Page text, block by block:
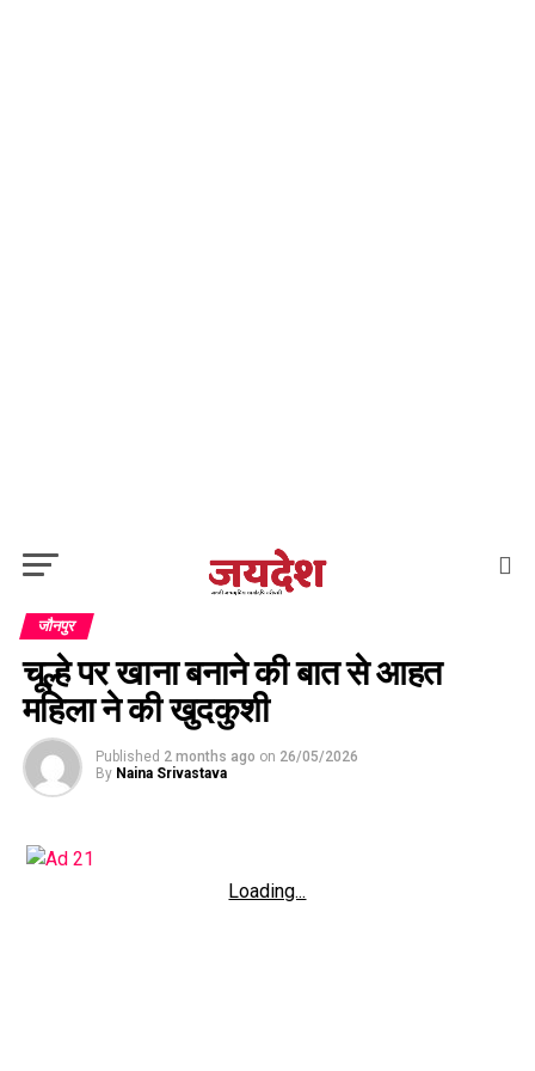
जौनपुर
चूल्हे पर खाना बनाने की बात से आहत
महिला ने की खुदकुशी
Published 2 months ago on 26/05/2026
By Naina Srivastava
Loading...